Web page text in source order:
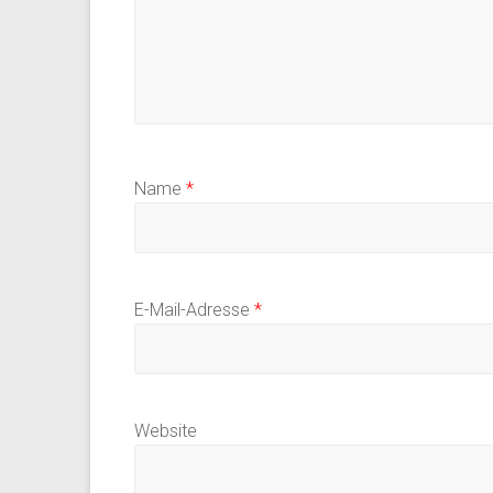
Name *
E-Mail-Adresse *
Website